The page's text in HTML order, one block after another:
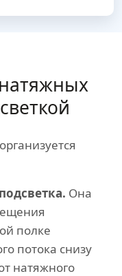
натяжных
Она
полке
потока снизу
натяжного